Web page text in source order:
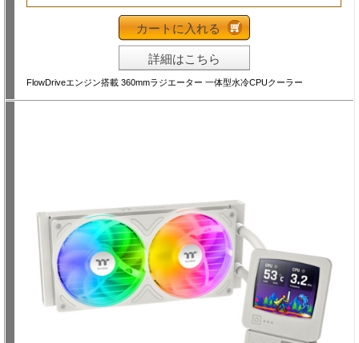
カートに入れる
詳細はこちら
FlowDriveエンジン搭載 360mmラジエーター 一体型水冷CPUクーラー